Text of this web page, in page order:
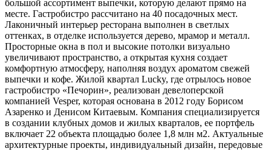
большой ассортимент выпечки, которую делают прямо на
месте. Гастробистро рассчитано на 40 посадочных мест.
Лаконичный интерьер ресторана выполнен в светлых
оттенках, в отделке используется дерево, мрамор и металл.
Просторные окна в пол и высокие потолки визуально
увеличивают пространство, а открытая кухня создает
комфортную атмосферу, наполняя воздух ароматом свежей
выпечки и кофе. Жилой квартал Lucky, где отрылось новое
гастробистро «Печорин», реализован девелоперской
компанией Vesper, которая основана в 2012 году Борисом
Азаренко и Денисом Китаевым. Компания специализируется
в создании клубных домов и жилых кварталов, ее портфель
включает 22 объекта площадью более 1,8 млн м2. Актуальные
архитектурные проекты, индивидуальный дизайн, передовые